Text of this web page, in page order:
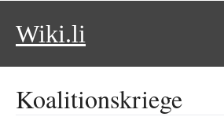
Wiki.li
Koalitionskriege